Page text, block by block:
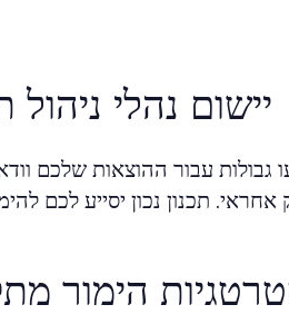
יישום נהלי
גבולות עבור ההוצאות שלכם
הימור